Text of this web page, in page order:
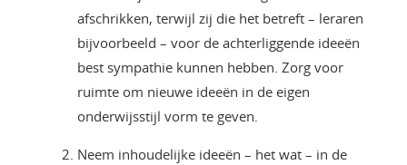
afschrikken, terwijl zij die het betreft – leraren
bijvoorbeeld – voor de achterliggende ideeën
best sympathie kunnen hebben. Zorg voor
ruimte om nieuwe ideeën in de eigen
onderwijsstijl vorm te geven.
Neem inhoudelijke ideeën – het wat – in de